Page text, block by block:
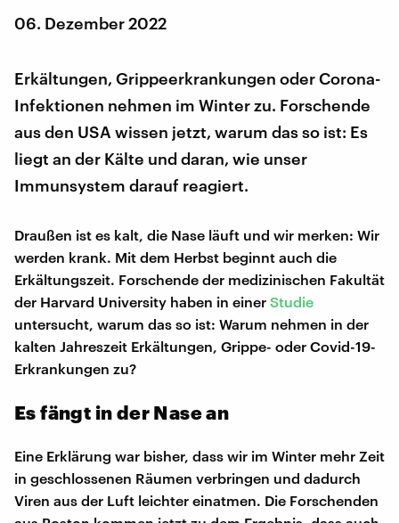
06. Dezember 2022
Erkältungen, Grippeerkrankungen oder Corona-
Infektionen nehmen im Winter zu. Forschende
aus den USA wissen jetzt, warum das so ist: Es
liegt an der Kälte und daran, wie unser
Immunsystem darauf reagiert.
Draußen ist es kalt, die Nase läuft und wir merken: Wir
werden krank. Mit dem Herbst beginnt auch die
Erkältungszeit. Forschende der medizinischen Fakultät
der Harvard University haben in einer Studie
untersucht, warum das so ist: Warum nehmen in der
kalten Jahreszeit Erkältungen, Grippe- oder Covid-19-
Erkrankungen zu?
Es fängt in der Nase an
Eine Erklärung war bisher, dass wir im Winter mehr Zeit
in geschlossenen Räumen verbringen und dadurch
Viren aus der Luft leichter einatmen. Die Forschenden